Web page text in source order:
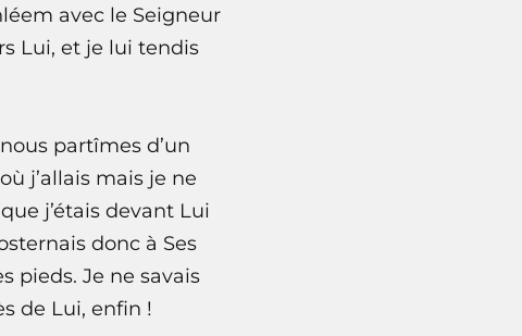
avec le Seigneur
Lui, et je lui tendis
partîmes d’un
j’allais mais je ne
j’étais devant Lui
donc à Ses
pieds. Je ne savais
de Lui, enfin !